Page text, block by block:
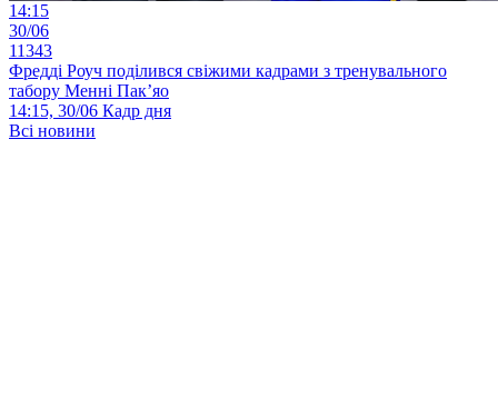
14:15
30/06
11343
Фредді Роуч поділився свіжими кадрами з тренувального
табору Менні Пак’яо
14:15, 30/06 Кадр дня
Всі новини